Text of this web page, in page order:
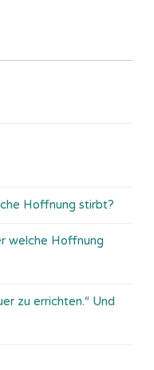
Hoffnung stirbt?
welche Hoffnung
zu errichten.“ Und